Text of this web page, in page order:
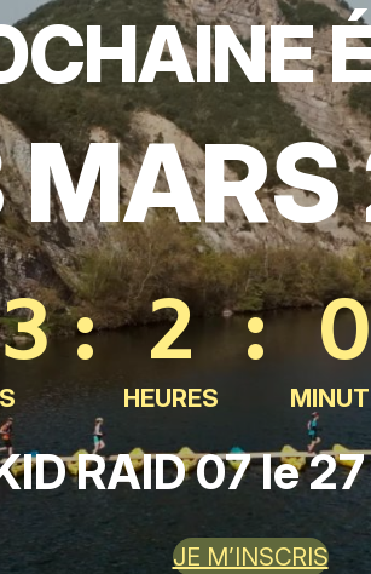
: 2
HEURES
: 0
RAID 07 le
JE M’INSCRIS